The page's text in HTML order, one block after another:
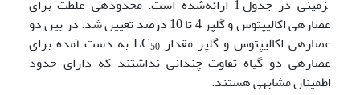
عصاره­ی اکالیپتوس و گلپر 4 تا 10 درصد تعیین شد. در بین دو
عصاره­ی اکالیپتوس و گلپر مقدار LC 50
به دست آمده برای
عصاره­ی دو گیاه تفاوت چندانی نداشتند که دارای حدود
اطمینان مشابهی هستند.